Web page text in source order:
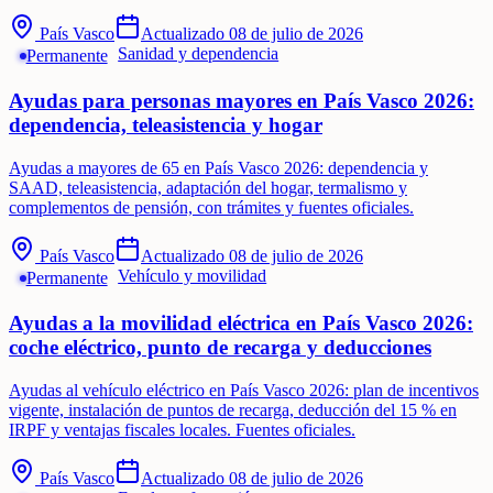
País Vasco Actualizado 08 de julio de 2026
Permanente
Sanidad y dependencia
Ayudas para personas mayores en País Vasco 2026:
dependencia, teleasistencia y hogar
Ayudas a mayores de 65 en País Vasco 2026: dependencia y
SAAD, teleasistencia, adaptación del hogar, termalismo y
complementos de pensión, con trámites y fuentes oficiales.
País Vasco Actualizado 08 de julio de 2026
Permanente Vehículo y movilidad
Ayudas a la movilidad eléctrica en País Vasco 2026:
coche eléctrico, punto de recarga y deducciones
Ayudas al vehículo eléctrico en País Vasco 2026: plan de incentivos
vigente, instalación de puntos de recarga, deducción del 15 % en
IRPF y ventajas fiscales locales. Fuentes oficiales.
País Vasco Actualizado 08 de julio de 2026